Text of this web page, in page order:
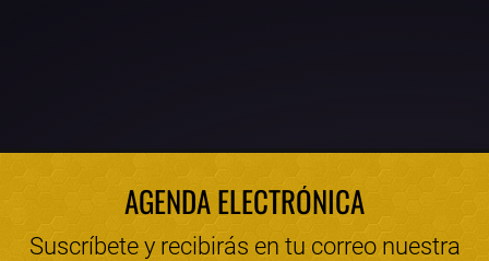
AGENDA ELECTRÓNICA
Suscríbete y recibirás en tu correo nuestra